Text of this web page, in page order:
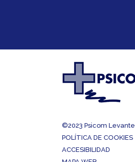
©2023 Psicom Levante
POLÍTICA DE COOKIES
ACCESIBILIDAD